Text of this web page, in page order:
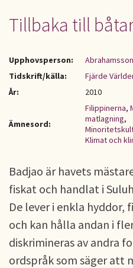
Tillbaka till
Upphovsperson:
Tidskrift/källa:
Fjärde
År:
2010
Ämnesord:
Filippinerna,
matlagning,
Klimat och
Badjao är havets
fiskat och handlat i
De lever i enkla hyddor,
och kan hålla andan i
diskrimineras av andra
ordspråk som säger att